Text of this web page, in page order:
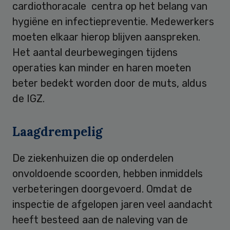
cardiothoracale centra op het belang van
hygiëne en infectiepreventie. Medewerkers
moeten elkaar hierop blijven aanspreken.
Het aantal deurbewegingen tijdens
operaties kan minder en haren moeten
beter bedekt worden door de muts, aldus
de IGZ.
Laagdrempelig
De ziekenhuizen die op onderdelen
onvoldoende scoorden, hebben inmiddels
verbeteringen doorgevoerd. Omdat de
inspectie de afgelopen jaren veel aandacht
heeft besteed aan de naleving van de